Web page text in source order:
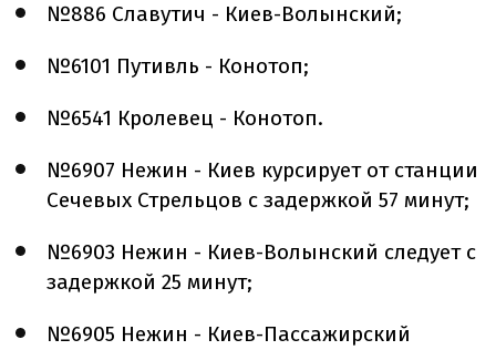
№886 Славутич - Киев-Волынский;
№6101 Путивль - Конотоп;
№6541 Кролевец - Конотоп.
№6907 Нежин - Киев курсирует от станции
Сечевых Стрельцов с задержкой 57 минут;
№6903 Нежин - Киев-Волынский следует с
задержкой 25 минут;
№6905 Нежин - Киев-Пассажирский